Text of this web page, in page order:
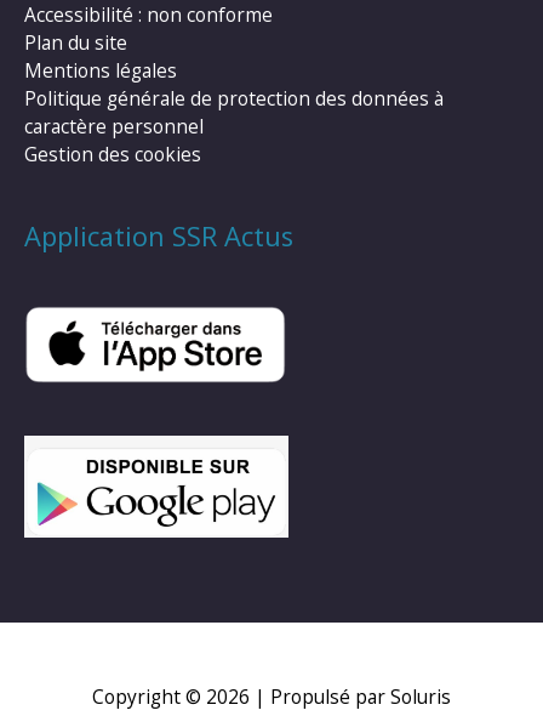
Accessibilité : non conforme
Plan du site
Mentions légales
Politique générale de protection des données à
caractère personnel
Gestion des cookies
Application SSR Actus
Copyright © 2026 | Propulsé par Soluris